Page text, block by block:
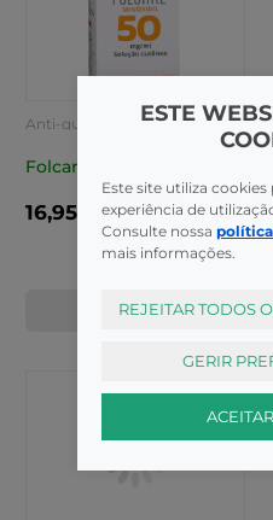
Anti-queda
Folcare
16,95€
COMPRAR
ESTE
Este site utiliza
experiência de
Consulte nossa
mais informações.
REJEITAR TODOS
GERIR